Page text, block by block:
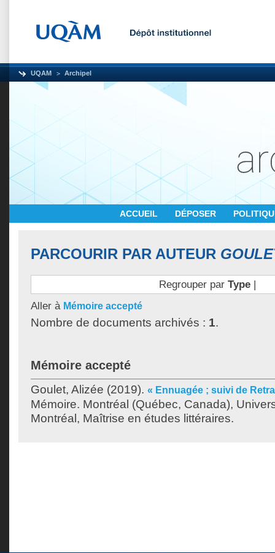
UQAM Archipel
ACCUEIL DÉPOSER
PARCOURIR PAR AUTEUR
Regrouper par Type|
Aller à Mémoire accepté
Nombre de documents archivés : 1.
Mémoire accepté
Goulet, Alizée (2019). « Ennuagée ; suivi de
Mémoire. Montréal (Québec, Canada),
Montréal, Maîtrise en études littéraires.